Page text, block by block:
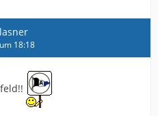
18:18